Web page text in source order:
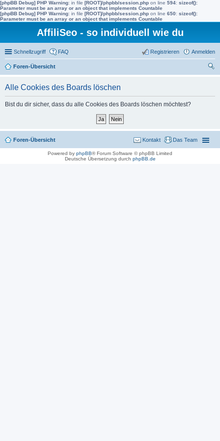
[phpBB Debug] PHP Warning: in file [ROOT]/phpbb/session.php on line 594: sizeof():
Parameter must be an array or an object that implements Countable
[phpBB Debug] PHP Warning: in file [ROOT]/phpbb/session.php on line 650: sizeof():
Parameter must be an array or an object that implements Countable
AffiliSeo - so individuell wie du
Schnellzugriff FAQ Anmelden
Registrieren
Foren-Übersicht
Alle Cookies des Boards löschen
Bist du dir sicher, dass du alle Cookies des Boards löschen möchtest?
Foren-Übersicht Das Team
Kontakt
Powered by phpBB® Forum Software © phpBB Limited
Deutsche Übersetzung durch phpBB.de